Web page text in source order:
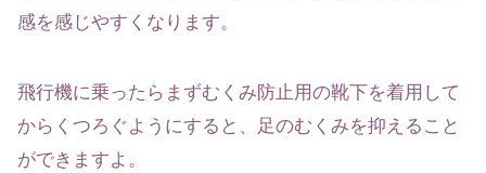
感を感じやすくなります。
飛行機に乗ったらまずむくみ防止用の靴下を着用して
からくつろぐようにすると、足のむくみを抑えること
ができますよ。